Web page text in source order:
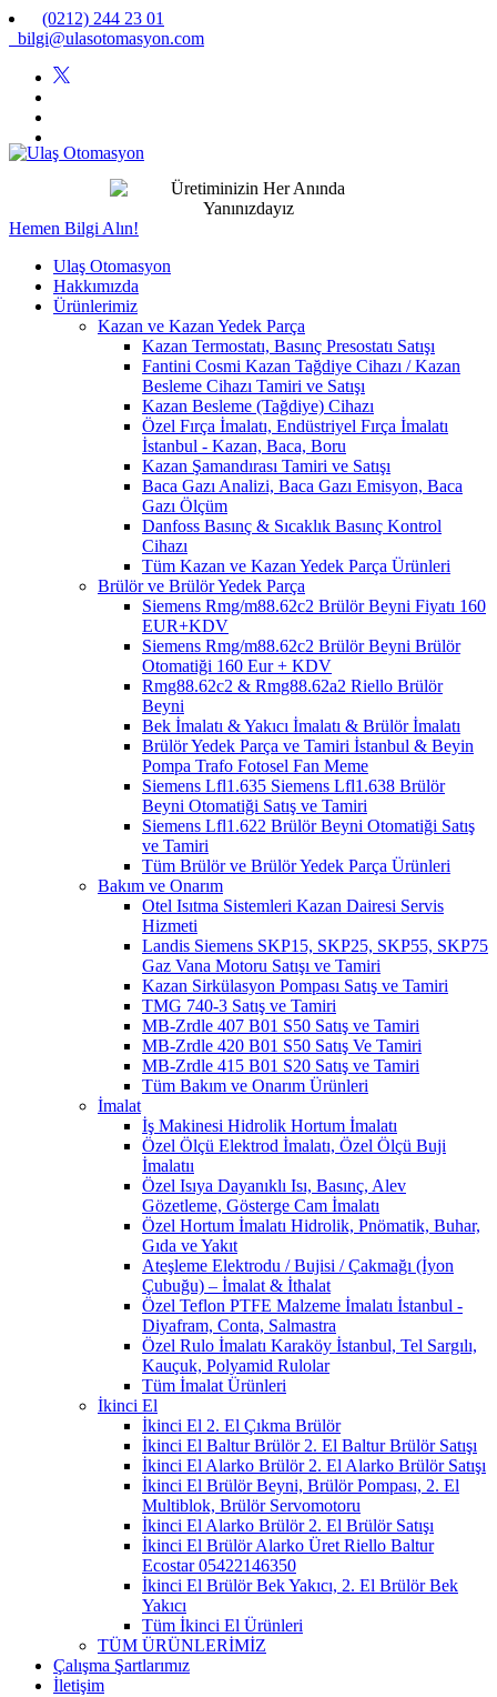
(0212) 244 23 01
bilgi@ulasotomasyon.com
Hemen Bilgi Alın!
Ulaş Otomasyon
Hakkımızda
Ürünlerimiz
Kazan ve Kazan Yedek Parça
Kazan Termostatı, Basınç Presostatı Satışı
Fantini Cosmi Kazan Tağdiye Cihazı / Kazan
Besleme Cihazı Tamiri ve Satışı
Kazan Besleme (Tağdiye) Cihazı
Özel Fırça İmalatı, Endüstriyel Fırça İmalatı
İstanbul - Kazan, Baca, Boru
Kazan Şamandırası Tamiri ve Satışı
Baca Gazı Analizi, Baca Gazı Emisyon, Baca
Gazı Ölçüm
Danfoss Basınç & Sıcaklık Basınç Kontrol
Cihazı
Tüm Kazan ve Kazan Yedek Parça Ürünleri
Brülör ve Brülör Yedek Parça
Siemens Rmg/m88.62c2 Brülör Beyni Fiyatı 160
EUR+KDV
Siemens Rmg/m88.62c2 Brülör Beyni Brülör
Otomatiği 160 Eur + KDV
Rmg88.62c2 & Rmg88.62a2 Riello Brülör
Beyni
Bek İmalatı & Yakıcı İmalatı & Brülör İmalatı
Brülör Yedek Parça ve Tamiri İstanbul & Beyin
Pompa Trafo Fotosel Fan Meme
Siemens Lfl1.635 Siemens Lfl1.638 Brülör
Beyni Otomatiği Satış ve Tamiri
Siemens Lfl1.622 Brülör Beyni Otomatiği Satış
ve Tamiri
Tüm Brülör ve Brülör Yedek Parça Ürünleri
Bakım ve Onarım
Otel Isıtma Sistemleri Kazan Dairesi Servis
Hizmeti
Landis Siemens SKP15, SKP25, SKP55, SKP75
Gaz Vana Motoru Satışı ve Tamiri
Kazan Sirkülasyon Pompası Satış ve Tamiri
TMG 740-3 Satış ve Tamiri
MB-Zrdle 407 B01 S50 Satış ve Tamiri
MB-Zrdle 420 B01 S50 Satış Ve Tamiri
MB-Zrdle 415 B01 S20 Satış ve Tamiri
Tüm Bakım ve Onarım Ürünleri
İmalat
İş Makinesi Hidrolik Hortum İmalatı
Özel Ölçü Elektrod İmalatı, Özel Ölçü Buji
İmalatıı
Özel Isıya Dayanıklı Isı, Basınç, Alev
Gözetleme, Gösterge Cam İmalatı
Özel Hortum İmalatı Hidrolik, Pnömatik, Buhar,
Gıda ve Yakıt
Ateşleme Elektrodu / Bujisi / Çakmağı (İyon
Çubuğu) – İmalat & İthalat
Özel Teflon PTFE Malzeme İmalatı İstanbul -
Diyafram, Conta, Salmastra
Özel Rulo İmalatı Karaköy İstanbul, Tel Sargılı,
Kauçuk, Polyamid Rulolar
Tüm İmalat Ürünleri
İkinci El
İkinci El 2. El Çıkma Brülör
İkinci El Baltur Brülör 2. El Baltur Brülör Satışı
İkinci El Alarko Brülör 2. El Alarko Brülör Satışı
İkinci El Brülör Beyni, Brülör Pompası, 2. El
Multiblok, Brülör Servomotoru
İkinci El Alarko Brülör 2. El Brülör Satışı
İkinci El Brülör Alarko Üret Riello Baltur
Ecostar 05422146350
İkinci El Brülör Bek Yakıcı, 2. El Brülör Bek
Yakıcı
Tüm İkinci El Ürünleri
TÜM ÜRÜNLERİMİZ
Çalışma Şartlarımız
İletişim